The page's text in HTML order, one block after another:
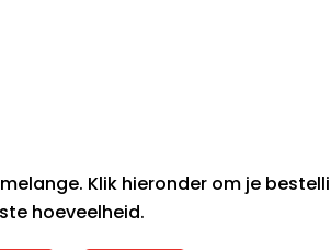
Klik hieronder om je
hoeveelheid.